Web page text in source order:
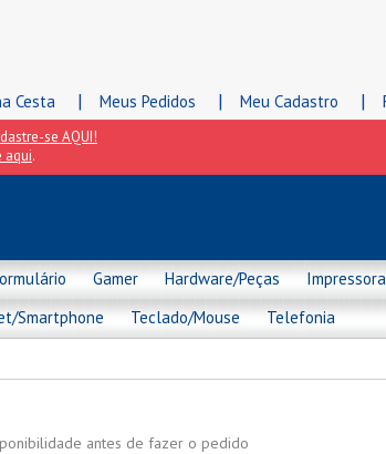
Cesta | Meus Pedidos | Meu Cadastro |
se AQUI!
aqui.
Gamer Hardware/Peças
Smartphone Teclado/Mouse Telefonia
antes de fazer o pedido